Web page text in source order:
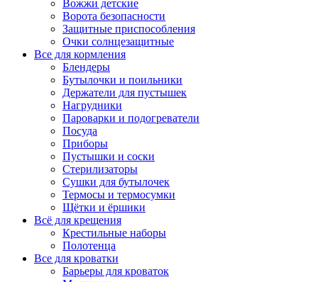
Вожжи детские
Ворота безопасности
Защитные приспособления
Очки солнцезащитные
Все для кормления
Блендеры
Бутылочки и поильники
Держатели для пустышек
Нагрудники
Пароварки и подогреватели
Посуда
Приборы
Пустышки и соски
Стерилизаторы
Сушки для бутылочек
Термосы и термосумки
Щётки и ёршики
Всё для крещения
Крестильные наборы
Полотенца
Все для кроватки
Барьеры для кроваток